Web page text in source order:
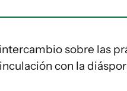
sobre las
con la